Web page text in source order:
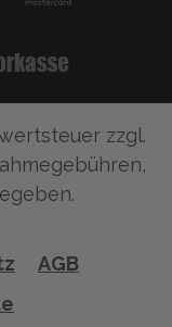
zzgl.
AGB